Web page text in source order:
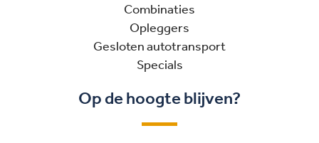
Combinaties
Opleggers
Gesloten autotransport
Specials
Op de hoogte blijven?